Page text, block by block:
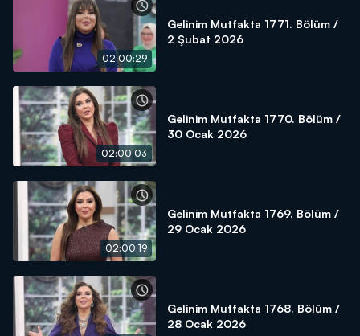
02:00:29
Gelinim Mutfakta 1771. Bölüm /
2 Şubat 2026
02:00:03
Gelinim Mutfakta 1770. Bölüm /
30 Ocak 2026
02:00:19
Gelinim Mutfakta 1769. Bölüm /
29 Ocak 2026
Gelinim Mutfakta 1768. Bölüm /
28 Ocak 2026